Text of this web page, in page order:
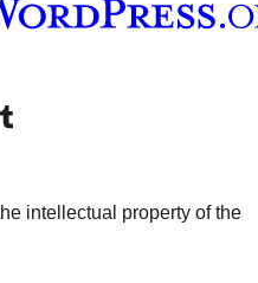
channel
Visit our Tumblr account
intellectual property of the